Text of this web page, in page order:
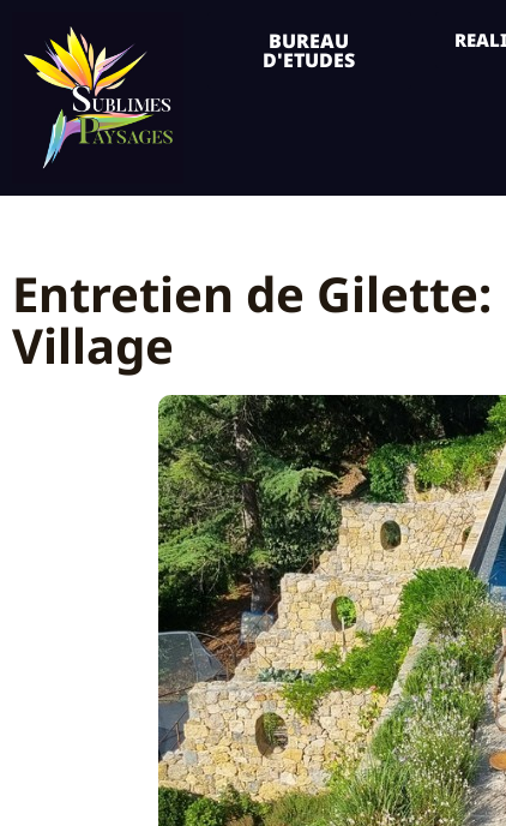
BUREAU
D'ETUDES
Entretien de Gilette:
Village